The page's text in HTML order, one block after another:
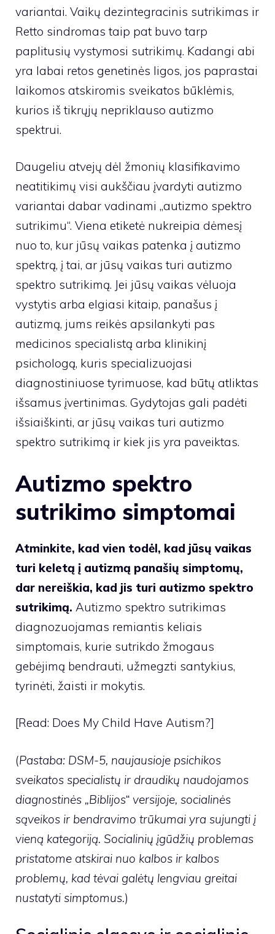
variantai. Vaikų dezintegracinis sutrikimas ir
Retto sindromas taip pat buvo tarp
paplitusių vystymosi sutrikimų. Kadangi abi
yra labai retos genetinės ligos, jos paprastai
laikomos atskiromis sveikatos būklėmis,
kurios iš tikrųjų nepriklauso autizmo
spektrui.
Daugeliu atvejų dėl žmonių klasifikavimo
neatitikimų visi aukščiau įvardyti autizmo
variantai dabar vadinami „autizmo spektro
sutrikimu“. Viena etiketė nukreipia dėmesį
nuo to, kur jūsų vaikas patenka į autizmo
spektrą, į tai, ar jūsų vaikas turi autizmo
spektro sutrikimą. Jei jūsų vaikas vėluoja
vystytis arba elgiasi kitaip, panašus į
autizmą, jums reikės apsilankyti pas
medicinos specialistą arba klinikinį
psichologą, kuris specializuojasi
diagnostiniuose tyrimuose, kad būtų atliktas
išsamus įvertinimas. Gydytojas gali padėti
išsiaiškinti, ar jūsų vaikas turi autizmo
spektro sutrikimą ir kiek jis yra paveiktas.
Autizmo spektro
sutrikimo simptomai
Atminkite, kad vien todėl, kad jūsų vaikas
turi keletą į autizmą panašių simptomų,
dar nereiškia, kad jis turi autizmo spektro
sutrikimą. Autizmo spektro sutrikimas
diagnozuojamas remiantis keliais
simptomais, kurie sutrikdo žmogaus
gebėjimą bendrauti, užmegzti santykius,
tyrinėti, žaisti ir mokytis.
[Read: Does My Child Have Autism?]
(Pastaba: DSM-5, naujausioje psichikos
sveikatos specialistų ir draudikų naudojamos
diagnostinės „Biblijos“ versijoje, socialinės
sąveikos ir bendravimo trūkumai yra sujungti į
vieną kategoriją. Socialinių įgūdžių problemas
pristatome atskirai nuo kalbos ir kalbos
problemų, kad tėvai galėtų lengviau greitai
nustatyti simptomus.)